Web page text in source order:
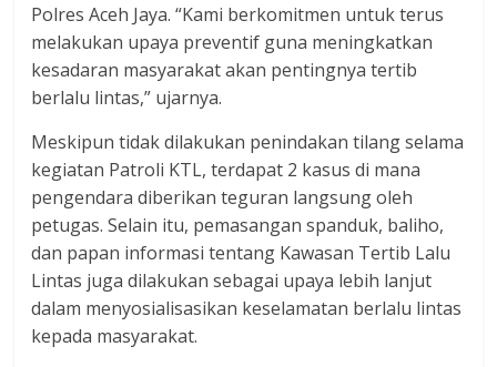
Polres Aceh Jaya. “Kami berkomitmen untuk terus
melakukan upaya preventif guna meningkatkan
kesadaran masyarakat akan pentingnya tertib
berlalu lintas,” ujarnya.
Meskipun tidak dilakukan penindakan tilang selama
kegiatan Patroli KTL, terdapat 2 kasus di mana
pengendara diberikan teguran langsung oleh
petugas. Selain itu, pemasangan spanduk, baliho,
dan papan informasi tentang Kawasan Tertib Lalu
Lintas juga dilakukan sebagai upaya lebih lanjut
dalam menyosialisasikan keselamatan berlalu lintas
kepada masyarakat.